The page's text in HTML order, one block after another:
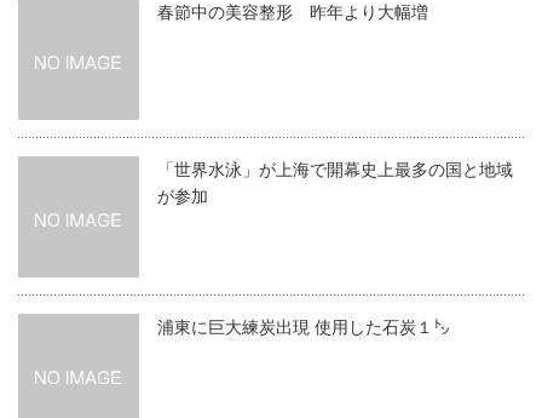
春節中の美容整形 昨年より大幅増
「世界水泳」が上海で開幕史上最多の国と地域
が参加
浦東に巨大練炭出現 使用した石炭１㌧